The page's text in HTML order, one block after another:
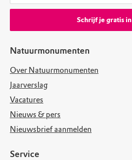
Natuurmonumenten
Over Natuurmonumenten
Jaarverslag
Vacatures
Nieuws & pers
Nieuwsbrief aanmelden
Service
Schrijf je gratis in